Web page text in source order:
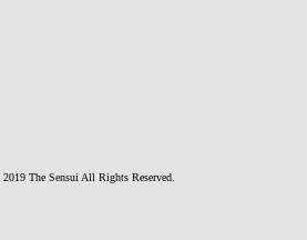
The Sensui All Rights Reserved.